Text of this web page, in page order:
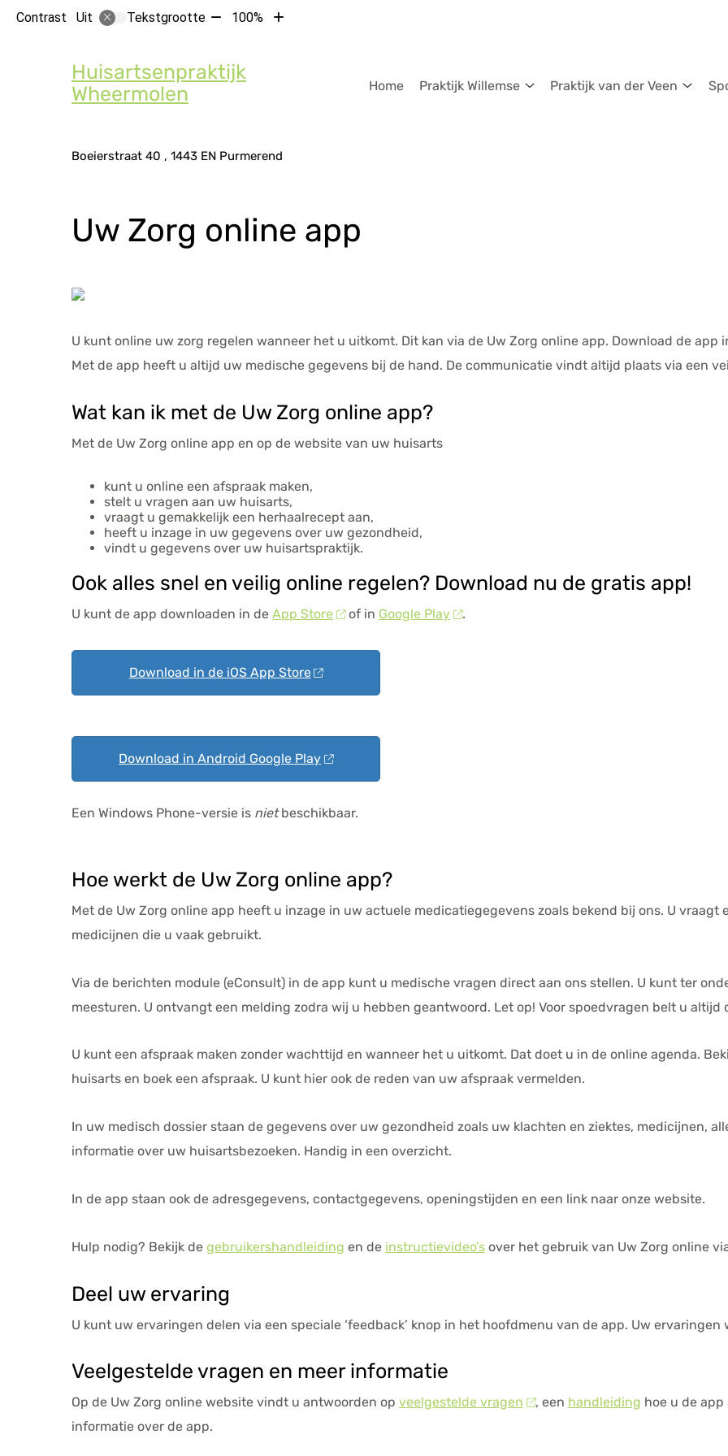
Contrast Uit Tekstgrootte Tekst
10%
100%
Tekst
Huisartsenpraktijk
Wheermolen
Home
Praktijk Willemse
Praktijk van der Veen
Adresgegevens
Boeierstraat 40 1443 EN Purmerend
Uw Zorg online app
U kunt online uw zorg regelen wanneer het u uitkomt. Dit kan via de Uw Zorg online app. Download de app
Met de app heeft u altijd uw medische gegevens bij de hand. De communicatie vindt altijd plaats via een
Wat kan ik met de Uw Zorg online app?
Met de Uw Zorg online app en op de website van uw huisarts
kunt u online een afspraak maken,
stelt u vragen aan uw huisarts,
vraagt u gemakkelijk een herhaalrecept aan,
heeft u inzage in uw gegevens over uw gezondheid,
vindt u gegevens over uw huisartspraktijk.
Ook alles snel en veilig online regelen? Download nu de gratis app!
U kunt de app downloaden in de App Store of in Google Play .
Download in de iOS App Store
Download in Android Google Play
Een Windows Phone-versie is nietbeschikbaar.
Hoe werkt de Uw Zorg online app?
Met de Uw Zorg online app heeft u inzage in uw actuele medicatiegegevens zoals bekend bij ons. U vraagt
medicijnen die u vaak gebruikt.
Via de berichten module (eConsult) in de app kunt u medische vragen direct aan ons stellen. U kunt ter
meesturen. U ontvangt een melding zodra wij u hebben geantwoord. Let op! Voor spoedvragen belt u
U kunt een afspraak maken zonder wachttijd en wanneer het u uitkomt. Dat doet u in de online agenda.
huisarts en boek een afspraak. U kunt hier ook de reden van uw afspraak vermelden.
In uw medisch dossier staan de gegevens over uw gezondheid zoals uw klachten en ziektes, medicijnen,
informatie over uw huisartsbezoeken. Handig in een overzicht.
In de app staan ook de adresgegevens, contactgegevens, openingstijden en een link naar onze website.
Hulp nodig? Bekijk de gebruikershandleiding en de instructievideo’s over het gebruik van Uw Zorg online
Deel uw ervaring
U kunt uw ervaringen delen via een speciale ‘feedback’ knop in het hoofdmenu van de app. Uw
Veelgestelde vragen en meer informatie
Op de Uw Zorg online website vindt u antwoorden op veelgestelde vragen , een handleiding hoe u de
informatie over de app.